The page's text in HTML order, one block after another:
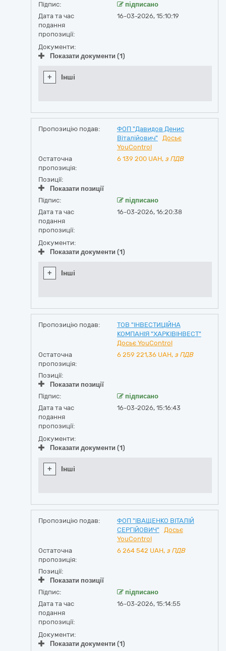
Підпис:
підписано
Дата та час
подання
пропозиції:
16-03-2026, 15:10:19
Документи:
Показати документи (1)
+ Інші
Пропозицію подав:
ФОП "Давидов Денис
Віталійович"
Досьє
YouControl
Остаточна
пропозиція:
6 139 200 UAH, з ПДВ
Позиції:
Показати позиції
Підпис:
підписано
Дата та час
подання
пропозиції:
16-03-2026, 16:20:38
Документи:
Показати документи (1)
+ Інші
Пропозицію подав:
ТОВ "ІНВЕСТИЦІЙНА
КОМПАНІЯ "ХАРКІВІНВЕСТ"
Досьє YouControl
Остаточна
пропозиція:
6 259 221,36 UAH, з ПДВ
Позиції:
Показати позиції
Підпис:
підписано
Дата та час
подання
пропозиції:
16-03-2026, 15:16:43
Документи:
Показати документи (1)
+ Інші
Пропозицію подав:
ФОП "ІВАЩЕНКО ВІТАЛІЙ
СЕРГІЙОВИЧ"
Досьє
YouControl
Остаточна
пропозиція:
6 264 542 UAH, з ПДВ
Позиції:
Показати позиції
Підпис:
підписано
Дата та час
подання
пропозиції:
16-03-2026, 15:14:55
Документи:
Показати документи (1)